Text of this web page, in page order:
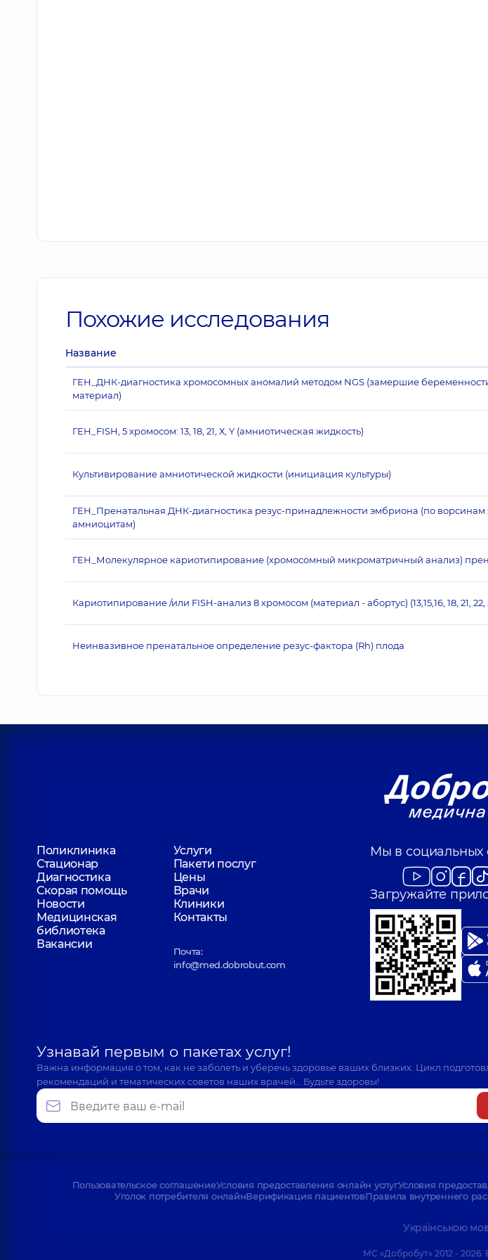
Похожие исследования
Название
ГЕН_ДНК-диагностика хромосомных аномалий методом NGS (замершие
материал)
ГЕН_FISH, 5 хромосом: 13, 18, 21, Х, Y (амниотическая жидкость)
Культивирование амниотической жидкости (инициация культуры)
ГЕН_Пренатальная ДНК-диагностика резус-принадлежности эмбриона (по ворсинам
амниоцитам)
ГЕН_Молекулярное кариотипирование (хромосомный микроматричный анализ)
Кариотипирование /или FISH-анализ 8 хромосом (материал - абортус) (13,15,16, 18, 21, 22,
Неинвазивное пренатальное определение резус-фактора (Rh) плода
Поликлиника
Услуги
Стационар
Пакети послуг
Диагностика
Цены
Скорая помощь
Врачи
Новости
Клиники
Медицинская
библиотека
Контакты
Вакансии
Почта:
info@med.dobrobut.com
Мы в социальных
Загружайте
Узнавай первым о пакетах услуг!
Важна информация о том, как не заболеть и уберечь здоровье ваших близких. Цикл
рекомендаций и тематических советов наших врачей… Будьте здоровы!
Пользовательское соглашениеУсловия предоставления онлайн услугУсловия
Уголок потребителя онлайнВерификация пациентовПравила внутреннего
Українською
МС «Добробут» 2012 -